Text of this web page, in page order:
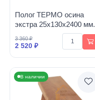
Полог ТЕРМО осина
экстра 25х130х2400 мм.
3 360 ₽
2 520 ₽
В наличии